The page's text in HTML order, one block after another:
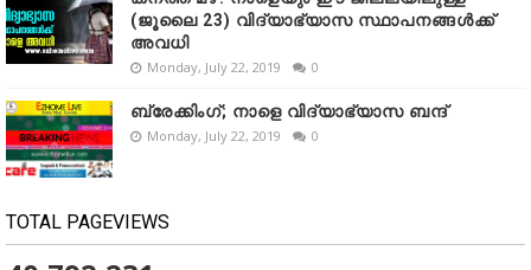
(ജൂലൈ 23) വിദ്യാഭ്യാസ സ്ഥാപനങ്ങൾക്ക്
അവധി
Monday, July 22, 2019 0
ബ്രേക്കിംഗ്; നാളെ വിദ്യാഭ്യാസ ബന്ദ്
Monday, July 22, 2019 0
TOTAL PAGEVIEWS